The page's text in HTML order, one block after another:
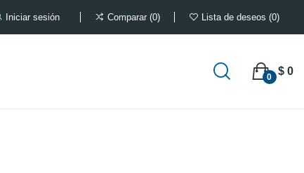
Iniciar sesión Comparar 0 Lista de deseos 0
$ 0
0